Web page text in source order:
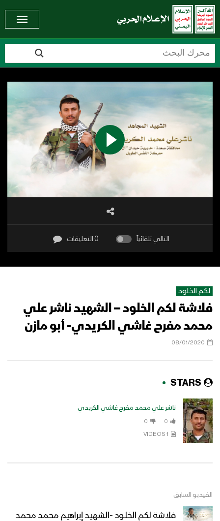
التالي تلقائياً 0 التعليقات
لكم الخلود
فلاشة لكم الخلود – الشهيد ناشر علي
محمد مفرح غاشي الكريدي- أبو مازن
08/01/2020
STARS
ناشر علي محمد مفرح غاشي الكريدي
0
0
1 VIDEOS
الفيديو السابق
فلاشة لكم الخلود -الشهيد إبراهيم محمد محمد